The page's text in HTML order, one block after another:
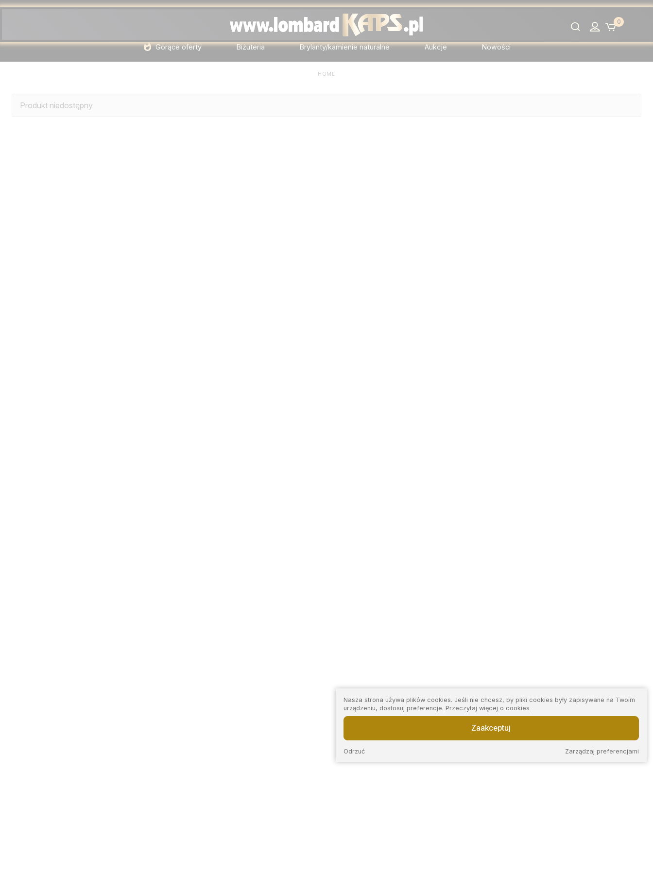
Szukaj
0
Gorące oferty Biżuteria Brylanty/kamienie naturalne Aukcje Nowości
HOME
Produkt niedostępny
Nasza strona używa plików cookies. Jeśli nie chcesz, by pliki cookies były zapisywane na Twoim
urządzeniu, dostosuj preferencje. Przeczytaj więcej o cookies
Zaakceptuj
Zarządzaj preferencjami
Odrzuć